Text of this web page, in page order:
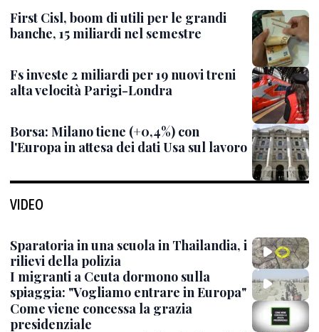
First Cisl, boom di utili per le grandi
banche, 15 miliardi nel semestre
Fs investe 2 miliardi per 19 nuovi treni
alta velocità Parigi-Londra
Borsa: Milano tiene (+0,4%) con
l'Europa in attesa dei dati Usa sul lavoro
VIDEO
Sparatoria in una scuola in Thailandia, i
rilievi della polizia
I migranti a Ceuta dormono sulla
spiaggia: "Vogliamo entrare in Europa"
Come viene concessa la grazia
presidenziale